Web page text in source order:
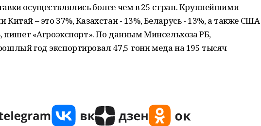
осуществлялись более чем в 25 стран. Крупнейшими
Китай – это 37%, Казахстан - 13%, Беларусь - 13%, а также США
пишет «Агроэкспорт». По данным Минсельхоза РБ,
год экспортировал 47,5 тонн меда на 195 тысяч